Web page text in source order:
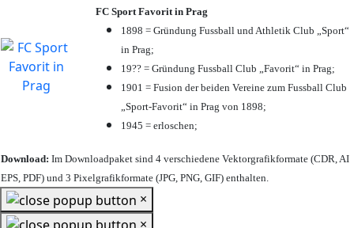
FC Sport Favorit in Prag
1898 = Gründung Fussball und Athletik Club „Sport“
in Prag;
19?? = Gründung Fussball Club „Favorit“ in Prag;
1901 = Fusion der beiden Vereine zum Fussball Club
„Sport-Favorit“ in Prag von 1898;
1945 = erloschen;
Download: Im Downloadpaket sind 4 verschiedene Vektorgrafikformate (CDR, AI
EPS, PDF) und 3 Pixelgrafikformate (JPG, PNG, GIF) enthalten.
×
×